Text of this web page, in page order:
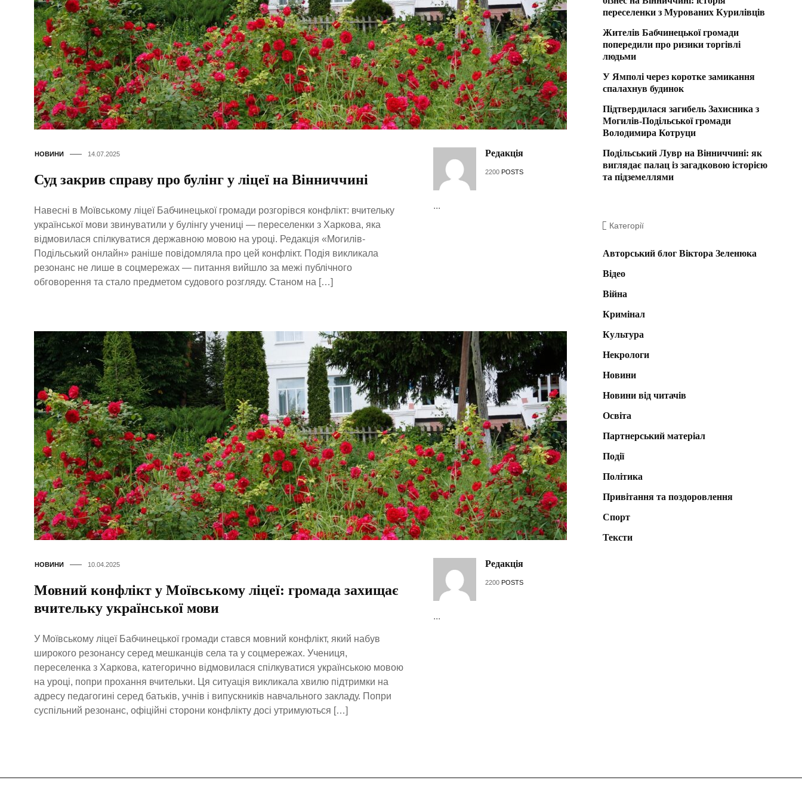
НОВИНИ 14.07.2025
Суд закрив справу про булінг у ліцеї на Вінниччині
Навесні в Моївському ліцеї Бабчинецької громади розгорівся конфлікт: вчительку
української мови звинуватили у булінгу учениці — переселенки з Харкова, яка
відмовилася спілкуватися державною мовою на уроці. Редакція «Могилів-
Подільський онлайн» раніше повідомляла про цей конфлікт. Подія викликала
резонанс не лише в соцмережах — питання вийшло за межі публічного
обговорення та стало предметом судового розгляду. Станом на […]
Редакція
2200 POSTS
...
НОВИНИ 10.04.2025
Мовний конфлікт у Моївському ліцеї: громада захищає
вчительку української мови
У Моївському ліцеї Бабчинецької громади стався мовний конфлікт, який набув
широкого резонансу серед мешканців села та у соцмережах. Учениця,
переселенка з Харкова, категорично відмовилася спілкуватися українською мовою
на уроці, попри прохання вчительки. Ця ситуація викликала хвилю підтримки на
адресу педагогині серед батьків, учнів і випускників навчального закладу. Попри
суспільний резонанс, офіційні сторони конфлікту досі утримуються […]
Редакція
2200 POSTS
...
переселенки з Мурованих Курилівців
Жителів Бабчинецької громади
попередили про ризики торгівлі
людьми
У Ямполі через коротке замикання
спалахнув будинок
Підтвердилася загибель Захисника з
Могилів-Подільської громади
Володимира Котруци
Подільський Лувр на Вінниччині: як
виглядає палац із загадковою історією
та підземеллями
Категорії
Авторський блог Віктора Зеленюка
Відео
Війна
Кримінал
Культура
Некрологи
Новини
Новини від читачів
Освіта
Партнерський матеріал
Події
Політика
Привітання та поздоровлення
Спорт
Тексти